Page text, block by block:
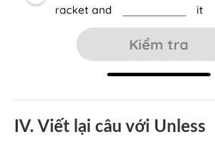
IV. Viết lại câu với Unless